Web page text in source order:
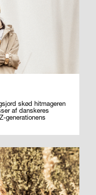
skød hitmageren
af ­danskeres
generationens